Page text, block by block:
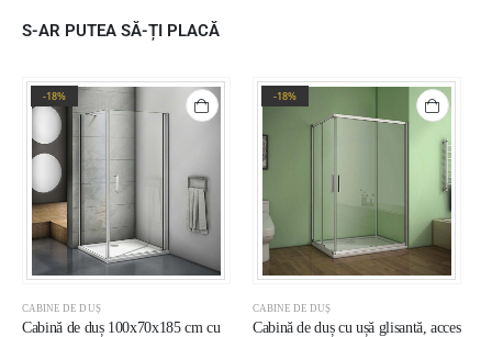
S-AR PUTEA SĂ-ȚI PLACĂ
-18%
CABINE DE DUȘ
Cabină de duș 100x70x185 cm cu
-18%
CABINE DE DUȘ
Cabină de duș cu ușă glisantă, acces